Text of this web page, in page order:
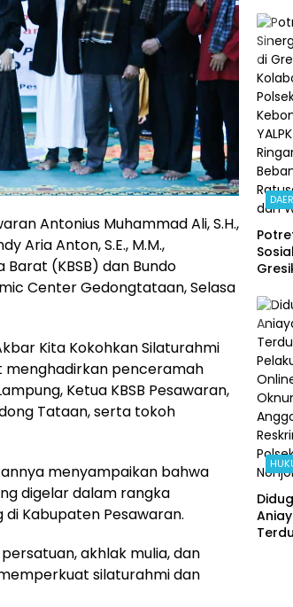
Antonius Muhammad Ali, S.H.,
Aria Anton, S.E., M.M.,
(KBSB) dan Bundo
Center Gedongtataan, Selasa
Kita Kokohkan Silaturahmi
menghadirkan penceramah
Ketua KBSB Pesawaran,
Tataan, serta tokoh
menyampaikan bahwa
digelar dalam rangka
Kabupaten Pesawaran.
akhlak mulia, dan
silaturahmi dan
dan
dan